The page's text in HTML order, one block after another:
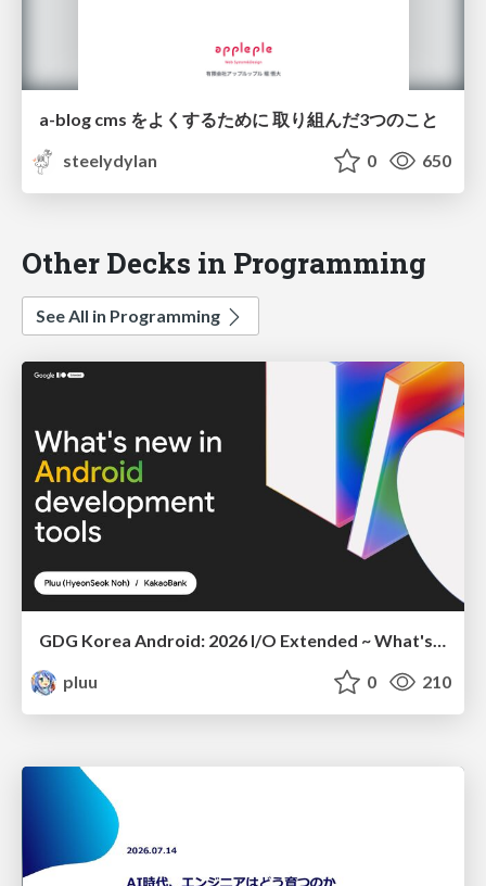
a-blog cms をよくするために 取り組んだ3つのこと
steelydylan
0 650
Other Decks in Programming
See All in Programming
pluu
0 210